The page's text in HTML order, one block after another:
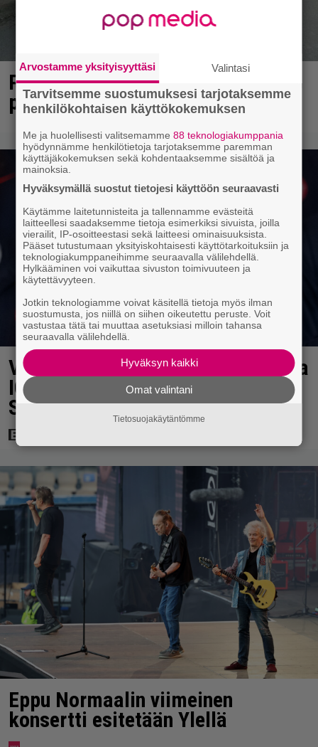
Piittaamattomat myymälävarkaat
pistettiin linnaan Jyväskylässä
Valkoinen talo käytti Spider-Mania
ICE-propagandaan – Marvelin ja
Sonyn jatkotoimet vielä auki
Eppu Normaalin viimeinen
konsertti esitetään Ylellä
Arvostamme yksityisyyttäsi Valintasi
Tarvitsemme suostumuksesi tarjotaksemme
henkilökohtaisen käyttökokemuksen
Me ja huolellisesti valitsemamme88 teknologiakumppania
hyödynnämme henkilötietoja tarjotaksemme paremman
käyttäjäkokemuksen sekä kohdentaaksemme sisältöä ja
mainoksia.
Hyväksymällä suostut tietojesi käyttöön seuraavasti
Käytämme laitetunnisteita ja tallennamme evästeitä
laitteellesi saadaksemme tietoja esimerkiksi sivuista, joilla
vierailit, IP-osoitteestasi sekä laitteesi ominaisuuksista.
Pääset tutustumaan yksityiskohtaisesti käyttötarkoituksiin ja
teknologiakumppaneihimme seuraavalla välilehdellä.
Hylkääminen voi vaikuttaa sivuston toimivuuteen ja
käytettävyyteen.
Jotkin teknologiamme voivat käsitellä tietoja myös ilman
suostumusta, jos niillä on siihen oikeutettu peruste. Voit
vastustaa tätä tai muuttaa asetuksiasi milloin tahansa
seuraavalla välilehdellä.
Hyväksyn kaikki
Omat valintani
Tietosuojakäytäntömme